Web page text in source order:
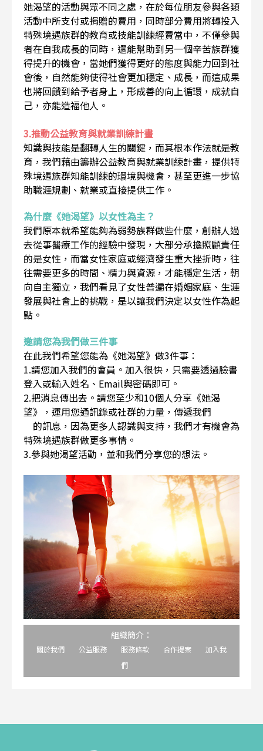
她渴望的活動與眾不同之處，在於每位朋友參與各類
活動中所支付或捐贈的費用，同時部分費用將轉投入
特殊境遇族群的教育或技能訓練經費當中，不僅參與
者在自我成長的同時，還能幫助到另一個辛苦族群獲
得提升的機會，當她們獲得更好的態度與能力回到社
會後，自然能夠使得社會更加穩定、成長，而這成果
也將回饋到給予者身上，形成善的向上循環，成就自
己，亦能造福他人。
3.推動公益教育與就業訓練計畫
知識與技能是翻轉人生的關鍵，而其根本作法就是教
育，我們藉由籌辦公益教育與就業訓練計畫，提供特
殊境遇族群知能訓練的環境與機會，甚至更進一步協
助職涯規劃、就業或直接提供工作。
為什麼《她渴望》以女性為主？
我們原本就希望能夠為弱勢族群做些什麼，創辦人過
去從事醫療工作的經驗中發現，大部分承擔照顧責任
的是女性，而當女性家庭或經濟發生重大挫折時，往
往需要更多的時間、精力與資源，才能穩定生活，朝
向自主獨立，我們看見了女性普遍在婚姻家庭、生涯
發展與社會上的挑戰，是以讓我們決定以女性作為起
點。
邀請您為我們做三件事
在此我們希望您能為《她渴望》做3件事：
1.請您加入我們的會員。加入很快，只需要透過臉書
登入或輸入姓名、Email與密碼即可。
2.把消息傳出去。請您至少和10個人分享《她渴
望》，運用您通訊錄或社群的力量，傳遞我們
的訊息，因為更多人認識與支持，我們才有機會為
特殊境遇族群做更多事情。
3.參與她渴望活動，並和我們分享您的想法。
組織簡介：
關於我們 公益服務 服務條款 合作提案
加入我
們